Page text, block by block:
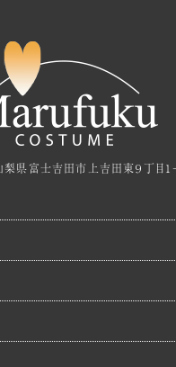
県富士吉田市上吉田東９丁目１